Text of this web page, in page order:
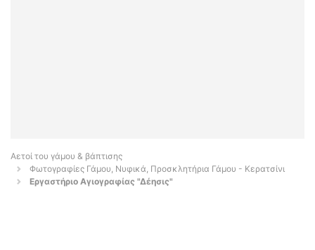
Αετοί του γάμου & βάπτισης
Φωτογραφίες Γάμου, Νυφικά, Προσκλητήρια Γάμου - Κερατσίνι
Εργαστήριο Αγιογραφίας "Δέησις"